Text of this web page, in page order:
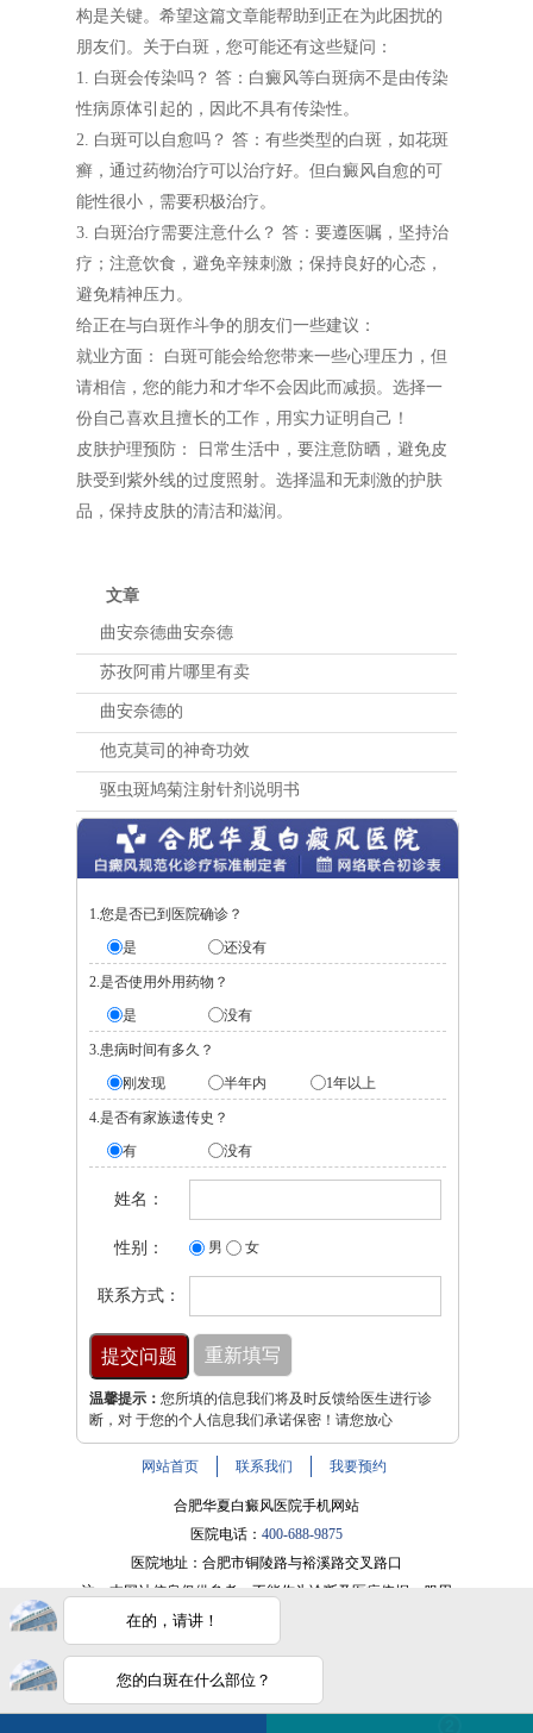
构是关键。希望这篇文章能帮助到正在为此困扰的
朋友们。关于白斑，您可能还有这些疑问：
1. 白斑会传染吗？ 答：白癜风等白斑病不是由传染
性病原体引起的，因此不具有传染性。
2. 白斑可以自愈吗？ 答：有些类型的白斑，如花斑
癣，通过药物治疗可以治疗好。但白癜风自愈的可
能性很小，需要积极治疗。
3. 白斑治疗需要注意什么？ 答：要遵医嘱，坚持治
疗；注意饮食，避免辛辣刺激；保持良好的心态，
避免精神压力。
给正在与白斑作斗争的朋友们一些建议：
就业方面： 白斑可能会给您带来一些心理压力，但
请相信，您的能力和才华不会因此而减损。选择一
份自己喜欢且擅长的工作，用实力证明自己！
皮肤护理预防： 日常生活中，要注意防晒，避免皮
肤受到紫外线的过度照射。选择温和无刺激的护肤
品，保持皮肤的清洁和滋润。
文章
曲安奈德曲安奈德
苏孜阿甫片哪里有卖
曲安奈德的
他克莫司的神奇功效
驱虫斑鸠菊注射针剂说明书
1.您是否已到医院确诊？
是
还没有
2.是否使用外用药物？
是
没有
3.患病时间有多久？
刚发现
半年内 1年以上
4.是否有家族遗传史？
有
没有
姓名：
性别： 男 女
联系方式：
温馨提示： 您所填的信息我们将及时反馈给医生进行诊
断，对 于您的个人信息我们承诺保密！请您放心
网站首页 联系我们 我要预约
合肥华夏白癜风医院手机网站
医院电话： 400-688-9875
医院地址：合肥市铜陵路与裕溪路交叉路口
注：本网站信息仅供参考，不能作为诊断及医疗依据，服用
药物或进行治疗时请遵医嘱。如有转载或引用文章涉及版权
问题，请与我们联系。
皖ICP备16014022号-9
在的，请讲！
您的白斑在什么部位？
白斑在线问医生 电话咨询 在线咨询